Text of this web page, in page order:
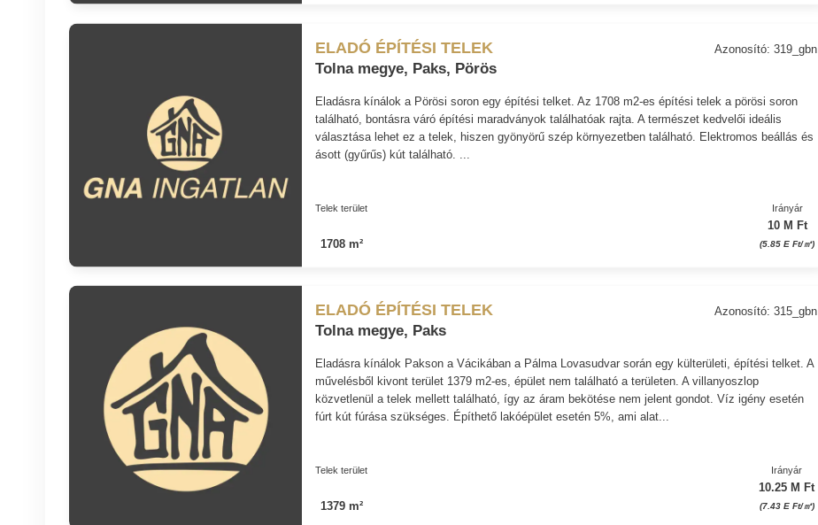
ELADÓ ÉPÍTÉSI TELEK
Tolna megye, Paks, Pörös
Azonosító: 319_gbn
Eladásra kínálok a Pörösi soron egy építési telket. Az 1708 m2-es építési telek a pörösi soron
található, bontásra váró építési maradványok találhatóak rajta. A természet kedvelői ideális
választása lehet ez a telek, hiszen gyönyörű szép környezetben található. Elektromos beállás és
ásott (gyűrűs) kút található. ...
Telek terület
1708 m²
Irányár
10 M Ft
(5.85 E Ft/㎡)
ELADÓ ÉPÍTÉSI TELEK
Tolna megye, Paks
Azonosító: 315_gbn
Eladásra kínálok Pakson a Vácikában a Pálma Lovasudvar során egy külterületi, építési telket. A
művelésből kivont terület 1379 m2-es, épület nem található a területen. A villanyoszlop
közvetlenül a telek mellett található, így az áram bekötése nem jelent gondot. Víz igény esetén
fúrt kút fúrása szükséges. Építhető lakóépület esetén 5%, ami alat...
Telek terület
1379 m²
Irányár
10.25 M Ft
(7.43 E Ft/㎡)